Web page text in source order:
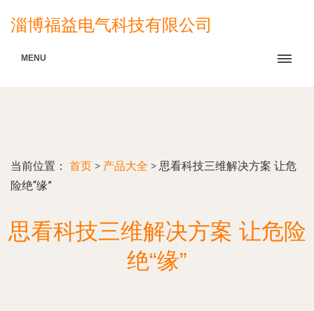
淄博福益电气科技有限公司
MENU
当前位置： 首页 > 产品大全 > 思看科技三维解决方案 让危
险绝“缘”
思看科技三维解决方案 让危险
绝“缘”